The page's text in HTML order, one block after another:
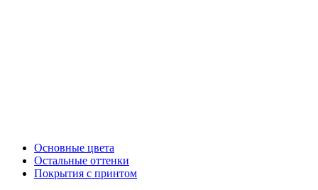
Основные цвета
Остальные оттенки
Покрытия с принтом